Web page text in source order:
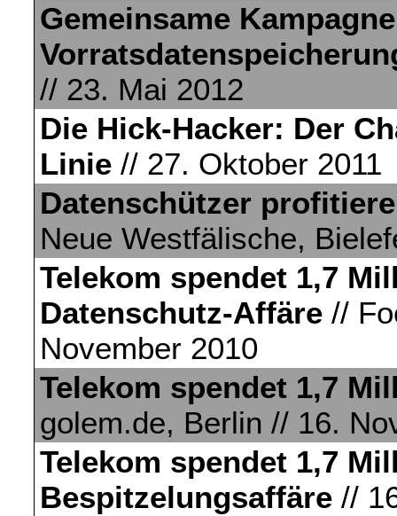
Gemeinsame
// 23. Mai 2012
Die Hick-Hacker: Der
Linie // 27. Oktober 2011
Datenschützer
Neue Westfälische,
Telekom spendet 1,7
Datenschutz-Affäre //
November 2010
Telekom spendet 1,7
golem.de, Berlin // 16.
Telekom spendet 1,7
Bespitzelungsaffäre //